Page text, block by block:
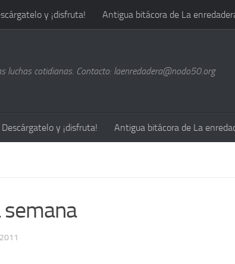
y ¡disfruta! Antigua bitácora de La
luchas cotidianas. Contacto: laenredadera@nodo50.org
y ¡disfruta! Antigua bitácora de La
semana